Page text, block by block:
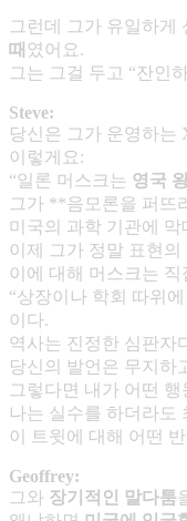
그런데 그가 유일하게
때 였어요.
그는 그걸 두고 “잔인
Steve:
당신은 그가 운영하는
이렇게요:
“일론 머스크는 영국
그가 **음모론을 퍼뜨
미국의 과학 기관에
이제 그가 정말 표현
이에 대해 머스크는 직
“상장이나 학회 따위
이다.
역사는 진정한 심판자
당신의 발언은 무지하
그렇다면 내가 어떤
나는 실수를 하더라도
이 트윗에 대해 어떤
Geoffrey:
그와 장기적인 말다툼